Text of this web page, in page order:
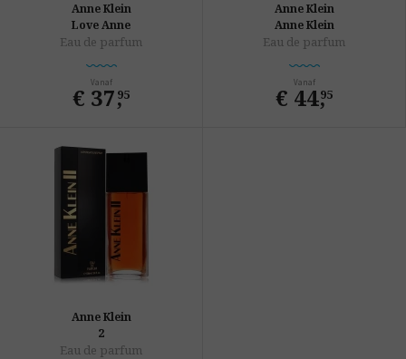
Anne Klein
Love Anne
Eau de parfum
Vanaf
€ 37,
95
Anne Klein
Anne Klein
Eau de parfum
Vanaf
€ 44,
95
Anne Klein
2
Eau de parfum